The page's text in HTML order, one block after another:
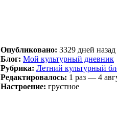
Опубликовано: 3329 дней
Блог: Мой культурный дневник
Рубрика: Летний культурный
Редактировалось: 1 раз — 4
Настроение: грустное